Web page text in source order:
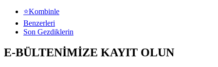
⭐Kombinle
Benzerleri
Son Gezdiklerin
E-BÜLTENİMİZE KAYIT OLUN